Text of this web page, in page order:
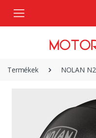
Termékek NOLAN